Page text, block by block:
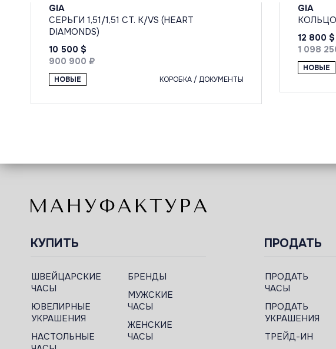
GIA
СЕРЬГИ 1,51/1,51 CT. K/VS (HEART
DIAMONDS)
10 500 $
900 900 ₽
НОВЫЕ КОРОБКА / ДОКУМЕНТЫ
GIA
КОЛЬЦО
12 800 $
1 098
НОВЫЕ
КУПИТЬ
ШВЕЙЦАРСКИЕ
ЧАСЫ
ЮВЕЛИРНЫЕ
УКРАШЕНИЯ
НАСТОЛЬНЫЕ
БРЕНДЫ
МУЖСКИЕ
ЧАСЫ
ЖЕНСКИЕ
ЧАСЫ
ПРОДАТЬ
ПРОДАТЬ
ЧАСЫ
ПРОДАТЬ
УКРАШЕНИЯ
ТРЕЙД-ИН